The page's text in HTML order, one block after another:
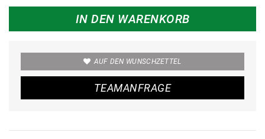
IN DEN WARENKORB
AUF DEN WUNSCHZETTEL
TEAMANFRAGE